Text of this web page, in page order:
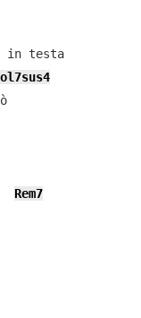
in testa
Rem7